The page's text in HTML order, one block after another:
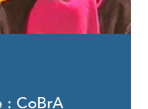
: CoBrA